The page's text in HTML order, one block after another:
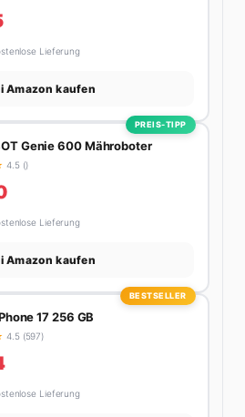
Lieferung
Amazon kaufen
PREIS-TIPP
Genie 600 Mähroboter
4.5 ()
Lieferung
Amazon kaufen
BESTSELLER
17 256 GB
4.5 (597)
Lieferung